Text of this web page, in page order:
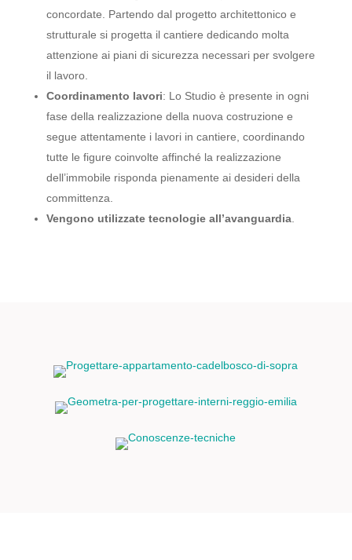
concordate. Partendo dal progetto architettonico e
strutturale si progetta il cantiere dedicando molta
attenzione ai piani di sicurezza necessari per svolgere
il lavoro.
Coordinamento lavori: Lo Studio è presente in ogni
fase della realizzazione della nuova costruzione e
segue attentamente i lavori in cantiere, coordinando
tutte le figure coinvolte affinché la realizzazione
dell’immobile risponda pienamente ai desideri della
committenza.
Vengono utilizzate tecnologie all’avanguardia.